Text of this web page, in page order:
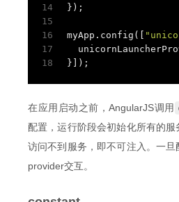
14
15
16
17
18
});
myApp.config([
}]);
在应用启动之前，AngularJS调用
配置，运行阶段会初始化所有的
访问不到服务，即不可注入。一
provider交互。